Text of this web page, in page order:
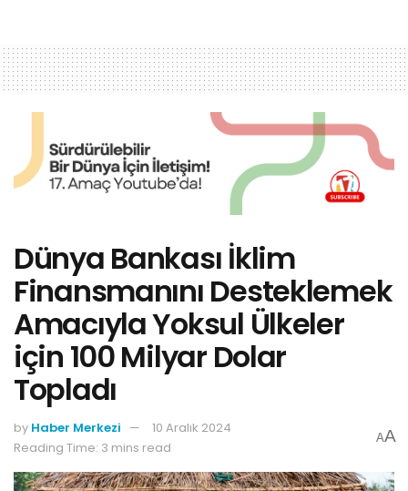
Dünya Bankası İklim
Finansmanını Desteklemek
Amacıyla Yoksul Ülkeler
için 100 Milyar Dolar
Topladı
by Haber Merkezi
10 Aralık 2024
Reading Time: 3 mins read
AA